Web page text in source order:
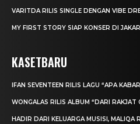
VARITDA RILIS SINGLE DENGAN VIBE
MY FIRST STORY SIAP KONSER DI
KASETBARU
IFAN SEVENTEEN RILIS LAGU “APA
WONGALAS RILIS ALBUM “DARI RAKJAT
HADIR DARI KELUARGA MUSISI, MALIQA